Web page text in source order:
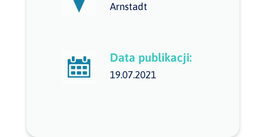
Arnstadt
Data publikacji:
19.07.2021